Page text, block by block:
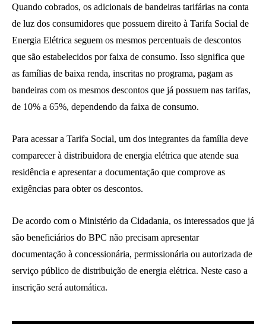
Quando cobrados, os adicionais de bandeiras tarifárias na conta
de luz dos consumidores que possuem direito à Tarifa Social de
Energia Elétrica seguem os mesmos percentuais de descontos
que são estabelecidos por faixa de consumo. Isso significa que
as famílias de baixa renda, inscritas no programa, pagam as
bandeiras com os mesmos descontos que já possuem nas tarifas,
de 10% a 65%, dependendo da faixa de consumo.
Para acessar a Tarifa Social, um dos integrantes da família deve
comparecer à distribuidora de energia elétrica que atende sua
residência e apresentar a documentação que comprove as
exigências para obter os descontos.
De acordo com o Ministério da Cidadania, os interessados que já
são beneficiários do BPC não precisam apresentar
documentação à concessionária, permissionária ou autorizada de
serviço público de distribuição de energia elétrica. Neste caso a
inscrição será automática.